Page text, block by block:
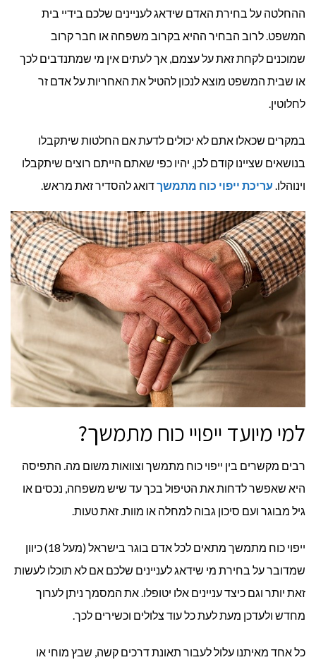
ההחלטה על בחירת האדם שידאג לעניינים שלכם בידיי בית
המשפט. לרוב הבחיר ההיא בקרוב משפחה או חבר קרוב
שמוכנים לקחת זאת על עצמם, אך לעתים אין מי שמתנדבים לכך
או שבית המשפט מוצא לנכון להטיל את האחריות על אדם זר
לחלוטין.
במקרים שכאלו אתם לא יכולים לדעת אם החלטות שיתקבלו
בנושאים שציינו קודם לכן, יהיו כפי שאתם הייתם רוצים שיתקבלו
וינוהלו. עריכת ייפוי כוח מתמשךדואג להסדיר זאת מראש.
למי מיועד ייפויי כוח מתמשך?
רבים מקשרים בין ייפוי כוח מתמשך וצוואות משום מה. התפיסה
היא שאפשר לדחות את הטיפול בכך עד שיש משפחה, נכסים או
גיל מבוגר ועם סיכון גבוה למחלה או מוות. זאת טעות.
ייפוי כוח מתמשך מתאים לכל אדם בוגר בישראל (מעל 18) כיוון
שמדובר על בחירת מי שידאג לעניינים שלכם אם לא תוכלו לעשות
זאת יותר וגם כיצד עניינים אלו יטופלו. את המסמך ניתן לערוך
מחדש ולעדכן מעת לעת כל עוד צלולים וכשירים לכך.
כל אחד מאיתנו עלול לעבור תאונת דרכים קשה, שבץ מוחי או